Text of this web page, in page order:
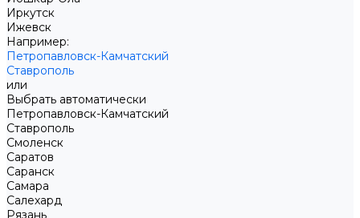
Иркутск
Ижевск
Например:
Петропавловск-Камчатский
Ставрополь
или
Выбрать автоматически
Петропавловск-Камчатский
Ставрополь
Смоленск
Саратов
Саранск
Самара
Салехард
Рязань